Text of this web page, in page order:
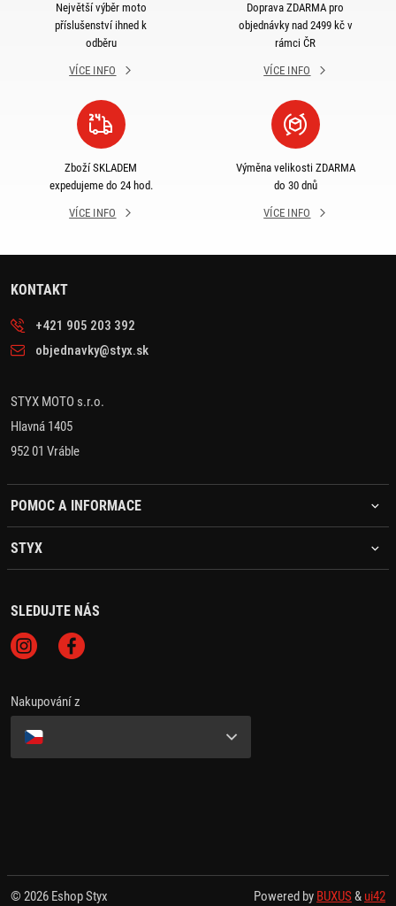
Největší výběr moto
příslušenství ihned k
odběru
VÍCE INFO
Doprava ZDARMA pro
objednávky nad 2499 kč v
rámci ČR
VÍCE INFO
Zboží SKLADEM
expedujeme do 24 hod.
VÍCE INFO
Výměna velikosti ZDARMA
do 30 dnů
VÍCE INFO
KONTAKT
+421 905 203 392
objednavky@styx.sk
STYX MOTO s.r.o.
Hlavná 1405
952 01 Vráble
POMOC A INFORMACE
STYX
SLEDUJTE NÁS
Nakupování z
© 2026 Eshop Styx Powered by BUXUS & ui42